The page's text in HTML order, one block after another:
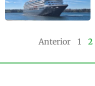
Anterior 1 2